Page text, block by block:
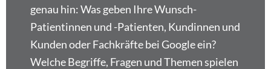
genau hin: Was geben Ihre Wunsch-
Patientinnen und -Patienten, Kundinnen und
Kunden oder Fachkräfte bei Google ein?
Welche Begriffe, Fragen und Themen spielen